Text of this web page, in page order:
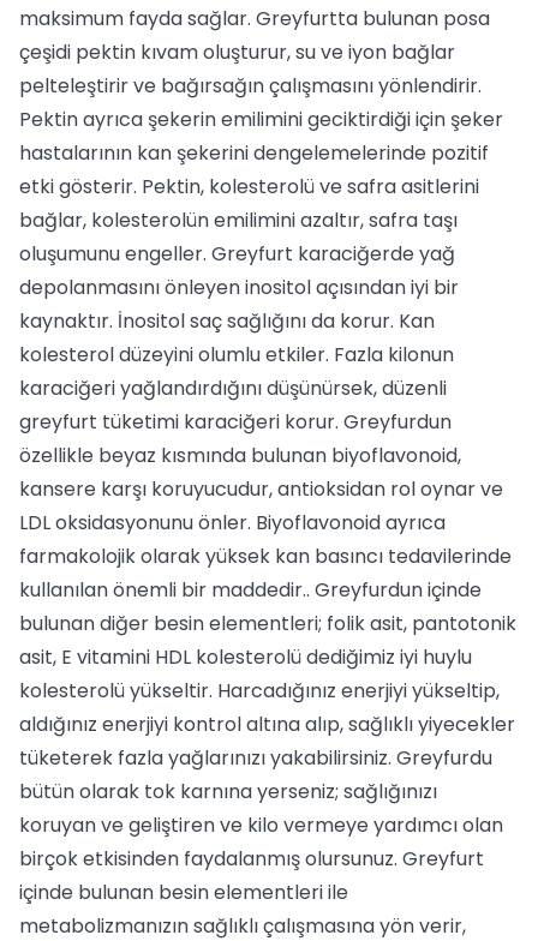
maksimum fayda sağlar. Greyfurtta bulunan posa
çeşidi pektin kıvam oluşturur, su ve iyon bağlar
pelteleştirir ve bağırsağın çalışmasını yönlendirir.
Pektin ayrıca şekerin emilimini geciktirdiği için şeker
hastalarının kan şekerini dengelemelerinde pozitif
etki gösterir. Pektin, kolesterolü ve safra asitlerini
bağlar, kolesterolün emilimini azaltır, safra taşı
oluşumunu engeller. Greyfurt karaciğerde yağ
depolanmasını önleyen inositol açısından iyi bir
kaynaktır. İnositol saç sağlığını da korur. Kan
kolesterol düzeyini olumlu etkiler. Fazla kilonun
karaciğeri yağlandırdığını düşünürsek, düzenli
greyfurt tüketimi karaciğeri korur. Greyfurdun
özellikle beyaz kısmında bulunan biyoflavonoid,
kansere karşı koruyucudur, antioksidan rol oynar ve
LDL oksidasyonunu önler. Biyoflavonoid ayrıca
farmakolojik olarak yüksek kan basıncı tedavilerinde
kullanılan önemli bir maddedir.. Greyfurdun içinde
bulunan diğer besin elementleri; folik asit, pantotonik
asit, E vitamini HDL kolesterolü dediğimiz iyi huylu
kolesterolü yükseltir. Harcadığınız enerjiyi yükseltip,
aldığınız enerjiyi kontrol altına alıp, sağlıklı yiyecekler
tüketerek fazla yağlarınızı yakabilirsiniz. Greyfurdu
bütün olarak tok karnına yerseniz; sağlığınızı
koruyan ve geliştiren ve kilo vermeye yardımcı olan
birçok etkisinden faydalanmış olursunuz. Greyfurt
içinde bulunan besin elementleri ile
metabolizmanızın sağlıklı çalışmasına yön verir,